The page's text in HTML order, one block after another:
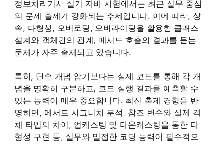
정보처리기사 실기 자바 시험에서는 최근 실무 중심
의 문제 출제가 강화되는 추세입니다. 이에 따라, 상
속, 다형성, 오버로딩, 오버라이딩을 활용한 클래스
설계와 객체간의 관계, 메서드 호출의 결과를 묻는
문제가 자주 출제되고 있습니다.
특히, 단순 개념 암기보다는 실제 코드를 통해 각 개
념을 명확히 구분하고, 코드 실행 결과를 예측할 수
있는 능력이 매우 중요합니다. 최신 출제 경향을 반
영하면, 메서드 시그니처 분석, 참조 변수와 실제 객
체 타입의 차이, 업캐스팅 및 다운캐스팅을 통한 다
형성 구현 등, 실무와 밀접한 코딩 능력이 필수적으